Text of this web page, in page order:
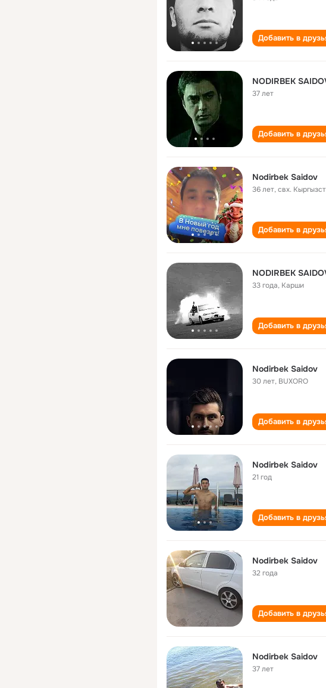
Добавить в
NODIRBEK
37 лет
Добавить в
Nodirbek Saidov
36 лет,свх.
Добавить в
NODIRBEK
33 года, Карши
Добавить в
Nodirbek Saidov
30 лет, BUXORO
Добавить в
Nodirbek Saidov
21 год
Добавить в
Nodirbek Saidov
32 года
Добавить в
Nodirbek Saidov
37 лет